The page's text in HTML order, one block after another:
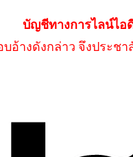
บัญชีทางการไลน์ไอ
อ้างดังกล่าว จึงประช